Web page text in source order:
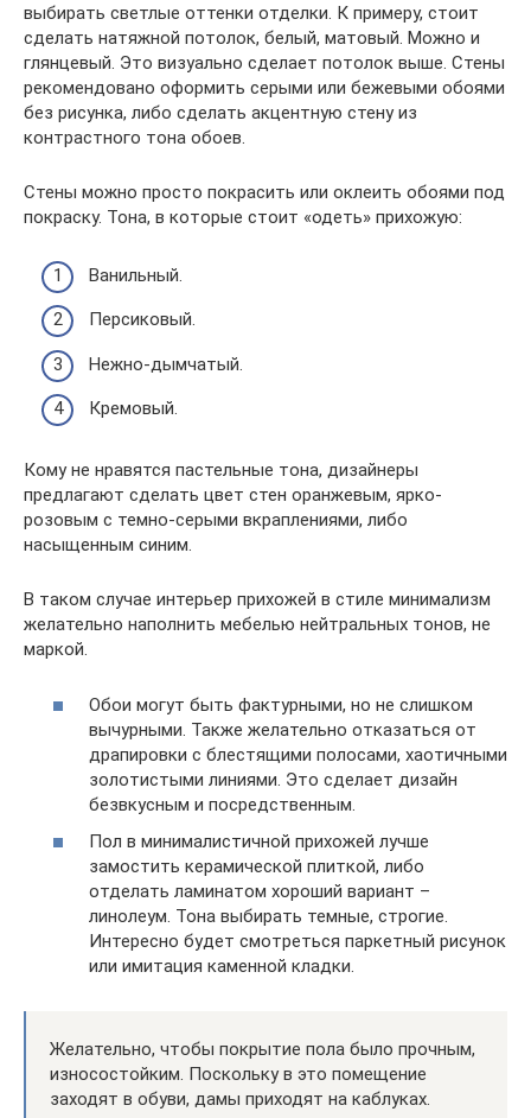
выбирать светлые оттенки отделки. К примеру, стоит
сделать натяжной потолок, белый, матовый. Можно и
глянцевый. Это визуально сделает потолок выше. Стены
рекомендовано оформить серыми или бежевыми обоями
без рисунка, либо сделать акцентную стену из
контрастного тона обоев.
Стены можно просто покрасить или оклеить обоями под
покраску. Тона, в которые стоит «одеть» прихожую:
Ванильный.
Персиковый.
Нежно-дымчатый.
Кремовый.
Кому не нравятся пастельные тона, дизайнеры
предлагают сделать цвет стен оранжевым, ярко-
розовым с темно-серыми вкраплениями, либо
насыщенным синим.
В таком случае интерьер прихожей в стиле минимализм
желательно наполнить мебелью нейтральных тонов, не
маркой.
Обои могут быть фактурными, но не слишком
вычурными. Также желательно отказаться от
драпировки с блестящими полосами, хаотичными
золотистыми линиями. Это сделает дизайн
безвкусным и посредственным.
Пол в минималистичной прихожей лучше
замостить керамической плиткой, либо
отделать ламинатом хороший вариант –
линолеум. Тона выбирать темные, строгие.
Интересно будет смотреться паркетный рисунок
или имитация каменной кладки.
Желательно, чтобы покрытие пола было прочным,
износостойким. Поскольку в это помещение
заходят в обуви, дамы приходят на каблуках.